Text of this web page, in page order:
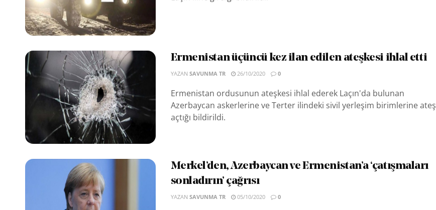
Ermenistan üçüncü kez ilan edilen ateşkesi ihlal etti
YAZAN SAVUNMA TR 26/10/2020 0
Ermenistan ordusunun ateşkesi ihlal ederek Laçın'da bulunan
Azerbaycan askerlerine ve Terter ilindeki sivil yerleşim birimlerine ateş
açtığı bildirildi.
Merkel’den, Azerbaycan ve Ermenistan’a ‘çatışmaları
sonladırın’ çağrısı
YAZAN SAVUNMA TR 05/10/2020 0